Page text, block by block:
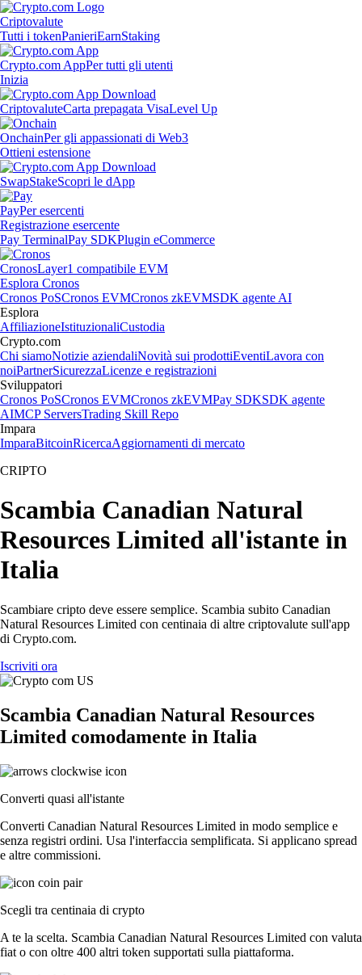
Criptovalute
Tutti i tokenPanieriEarnStaking
Crypto.com AppPer tutti gli utenti
Inizia
CriptovaluteCarta prepagata VisaLevel Up
OnchainPer gli appassionati di Web3
Ottieni estensione
SwapStakeScopri le dApp
PayPer esercenti
Registrazione esercente
Pay TerminalPay SDKPlugin eCommerce
CronosLayer1 compatibile EVM
Esplora Cronos
Cronos PoSCronos EVMCronos zkEVMSDK agente AI
Esplora
AffiliazioneIstituzionaliCustodia
Crypto.com
Chi siamoNotizie aziendaliNovità sui prodottiEventiLavora con
noiPartnerSicurezzaLicenze e registrazioni
Sviluppatori
Cronos PoSCronos EVMCronos zkEVMPay SDKSDK agente
AIMCP ServersTrading Skill Repo
Impara
ImparaBitcoinRicercaAggiornamenti di mercato
CRIPTO
Scambia Canadian Natural
Resources Limited all'istante in
Italia
Scambiare cripto deve essere semplice. Scambia subito Canadian
Natural Resources Limited con centinaia di altre criptovalute sull'app
di Crypto.com.
Iscriviti ora
Scambia Canadian Natural Resources
Limited comodamente in Italia
Converti quasi all'istante
Converti Canadian Natural Resources Limited in modo semplice e
senza registri ordini. Usa l'interfaccia semplificata. Si applicano spread
e altre commissioni.
Scegli tra centinaia di crypto
A te la scelta. Scambia Canadian Natural Resources Limited con valuta
fiat o con oltre 400 altri token supportati sulla piattaforma.